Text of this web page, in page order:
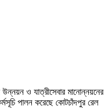
ও যাত্রীসেবার মানোন্নয়নের
পালন করেছে কোটচাঁদপুর রেল